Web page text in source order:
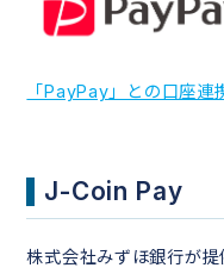
「PayPay」との口座連
J-Coin Pay
株式会社みずほ銀行が